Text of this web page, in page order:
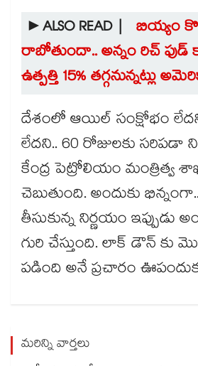
►ALSO READ | బియ్యం
రాబోతుందా.. అన్నం రిచ్
ఉత్పత్తి 15% తగ్గనున్నట్లు
దేశంలో ఆయిల్ సంక్షోభం
లేదని.. 60 రోజులకు సరిపడా
కేంద్ర పెట్రోలియం మంత్రిత్వ
చెబుతుంది. అందుకు భిన్నంగా..
తీసుకున్న నిర్ణయం ఇప్పుడు
గురి చేస్తుంది. లాక్ డౌన్ కు
పడింది అనే ప్రచారం
మరిన్ని వార్తలు